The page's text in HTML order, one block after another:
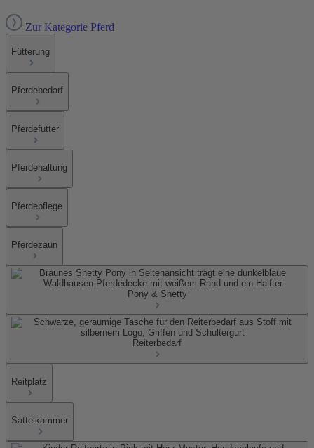
Zur Kategorie Pferd
Fütterung
Pferdebedarf
Pferdefutter
Pferdehaltung
Pferdepflege
Pferdezaun
Pony & Shetty
Reiterbedarf
Reitplatz
Sattelkammer